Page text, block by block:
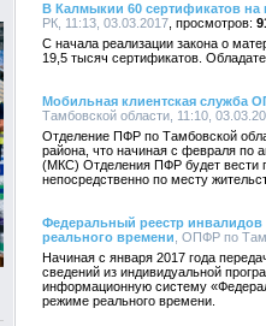
В Калмыкии 60 сертификатов на
РК, 11:13, 03.03.2017
С начала реализации закона о
19,5 тысяч сертификатов.
Мобильная клиентская служба
Тамбовской области, 11:10,
Отделение ПФР по Тамбовской
района, что начиная с февраля по
(МКС) Отделения ПФР будет вести
непосредственно по месту
Федеральный реестр
реального времени , ОПФР по
Начиная с января 2017 года
сведений из индивидуальной
информационную систему
режиме реального времени.